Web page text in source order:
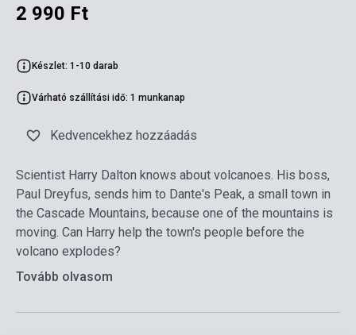
2 990 Ft
Készlet: 1-10 darab
Várható szállítási idő: 1 munkanap
Kedvencekhez hozzáadás
Scientist Harry Dalton knows about volcanoes. His boss,
Paul Dreyfus, sends him to Dante's Peak, a small town in
the Cascade Mountains, because one of the mountains is
moving. Can Harry help the town's people before the
volcano explodes?
Tovább olvasom